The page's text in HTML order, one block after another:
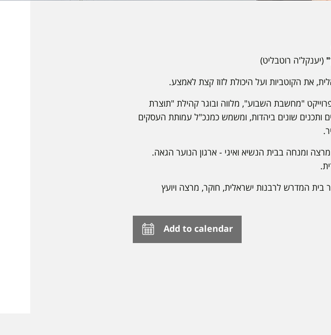
(יענקל'ה רוטבליט)
את הקוטביות ועל היכולת לזוז קצת לאמצע.
"מחשבת השבוע", מלווה ובוגר קהילת "תוצרת
ותכנים שונים ביהדות, ומשמש כמנכ"ל עמותת העסקים
ומנחה בבית הנשיא ואיגי - ארגון הנוער הגאה.
בית המדרש לרבנות ישראלית, חוקר, מרצה ויועץ
Add to calendar